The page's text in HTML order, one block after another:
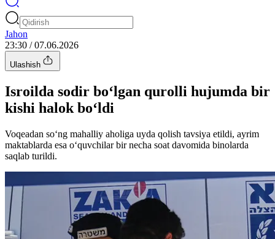
Jahon
23:30 / 07.06.2026
Ulashish
Isroilda sodir bo‘lgan qurolli hujumda bir
kishi halok bo‘ldi
Voqeadan so‘ng mahalliy aholiga uyda qolish tavsiya etildi, ayrim
maktablarda esa o‘quvchilar bir necha soat davomida binolarda
saqlab turildi.